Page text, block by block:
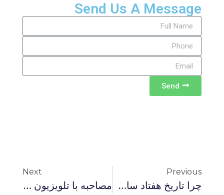
Send Us A Message
Send
Previous
چرا تاریخ هفتاد سال نخست اسلام مهم است؟
Next
مصاحبه با تلویزیون صدای آمریکا: حجاب اجباری، اعتراض‌های زنان و مواجهه حکومت